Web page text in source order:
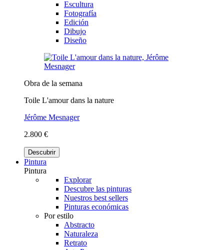
Escultura
Fotografía
Edición
Dibujo
Diseño
Obra de la semana
Toile L'amour dans la nature
Jérôme Mesnager
2.800 €
Descubrir
Pintura
Pintura
Explorar
Descubre las pinturas
Nuestros best sellers
Pinturas económicas
Por estilo
Abstracto
Naturaleza
Retrato